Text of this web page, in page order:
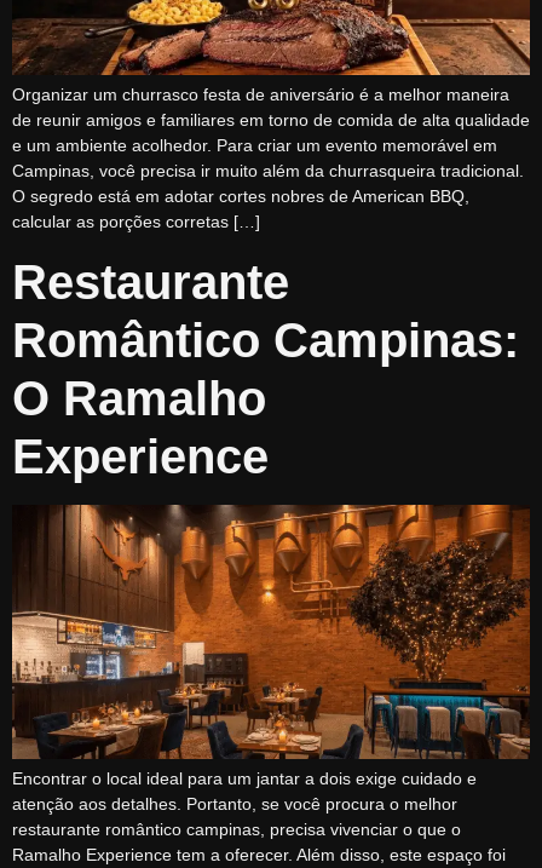
Organizar um churrasco festa de aniversário é a melhor maneira
de reunir amigos e familiares em torno de comida de alta qualidade
e um ambiente acolhedor. Para criar um evento memorável em
Campinas, você precisa ir muito além da churrasqueira tradicional.
O segredo está em adotar cortes nobres de American BBQ,
calcular as porções corretas […]
Restaurante
Romântico Campinas:
O Ramalho
Experience
Encontrar o local ideal para um jantar a dois exige cuidado e
atenção aos detalhes. Portanto, se você procura o melhor
restaurante romântico campinas, precisa vivenciar o que o
Ramalho Experience tem a oferecer. Além disso, este espaço foi